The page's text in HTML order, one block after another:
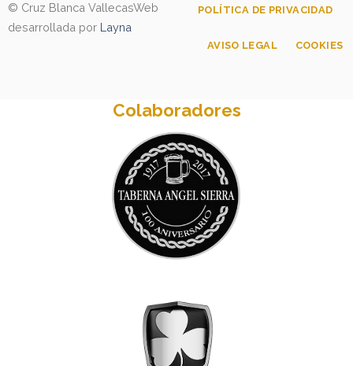
© Cruz Blanca VallecasWeb
desarrollada por Layna
POLÍTICA DE PRIVACIDAD
AVISO LEGAL COOKIES
Colaboradores